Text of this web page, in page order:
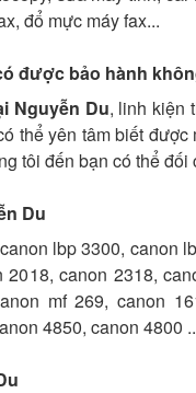
đổ mực máy fax...
được bảo hành
Nguyễn Du, linh kiện
thể yên tâm biết
tôi đến bạn có thể
Du
lbp 3300, canon
canon 2318,
mf 269, canon
4850, canon 4800